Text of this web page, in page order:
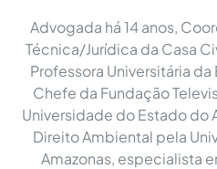
Advogada há 14 anos,
Técnica/Jurídica da Casa
Professora Universitária
Chefe da Fundação
Universidade do Estado do
Direito Ambiental pela
Amazonas, especialista